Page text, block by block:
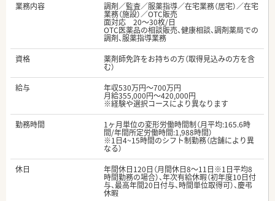
業務内容
調剤／監査／服薬指導／在宅業務（居宅）／在宅
業務（施設）／OTC販売
面対応 20～30枚/日
OTC医薬品の相談販売、健康相談、調剤薬局での
調剤、服薬指導業務
資格
薬剤師免許をお持ちの方（取得見込みの方を含
む）
給与
年収530万円～700万円
月給355,000円～420,000円
※経験や選択コースにより異なります
勤務時間
1ヶ月単位の変形労働時間制（月平均:165.6時
間/年間所定労働時間:1,988時間）
※1日4~15時間のシフト制勤務（店舗により異
なる）
休日
年間休日120日（月間休日8～11日※1日平均8
時間勤務の場合）、年次有給休暇（初年度10日付
与、最高年間20日付与、時間単位取得可）、慶弔
休暇